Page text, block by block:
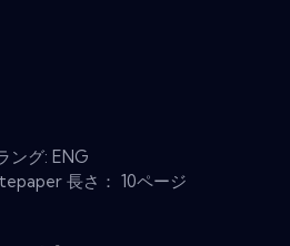
ング: ENG
長さ： 10ページ